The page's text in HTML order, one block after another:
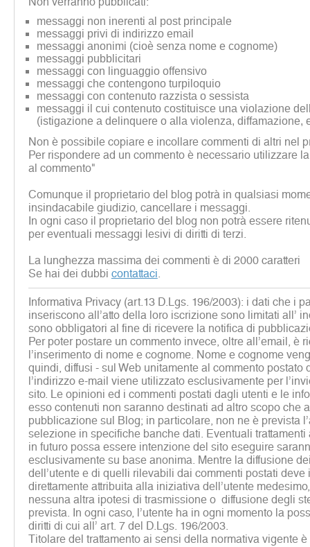
messaggi non inerenti al post principale
messaggi privi di indirizzo email
messaggi anonimi (cioè senza nome e cognome)
messaggi pubblicitari
messaggi con linguaggio offensivo
messaggi che contengono turpiloquio
messaggi con contenuto razzista o sessista
messaggi il cui contenuto costituisce una violazione
(istigazione a delinquere o alla violenza, diffamazione,
Non è possibile copiare e incollare commenti di altri nel
Per rispondere ad un commento è necessario utilizzare
al commento"
Comunque il proprietario del blog potrà in qualsiasi
insindacabile giudizio, cancellare i messaggi.
In ogni caso il proprietario del blog non potrà essere
per eventuali messaggi lesivi di diritti di terzi.
La lunghezza massima dei commenti è di 2000 caratteri
Se hai dei dubbi contattaci.
Informativa Privacy (art.13 D.Lgs. 196/2003): i dati che i
inseriscono all’atto della loro iscrizione sono limitati all’
sono obbligatori al fine di ricevere la notifica di
Per poter postare un commento invece, oltre all’email, è
l’inserimento di nome e cognome. Nome e cognome
quindi, diffusi - sul Web unitamente al commento postato
l’indirizzo e-mail viene utilizzato esclusivamente per
sito. Le opinioni ed i commenti postati dagli utenti e le
esso contenuti non saranno destinati ad altro scopo che
pubblicazione sul Blog; in particolare, non ne è prevista
selezione in specifiche banche dati. Eventuali trattamenti
in futuro possa essere intenzione del sito eseguire
esclusivamente su base anonima. Mentre la diffusione
dell’utente e di quelli rilevabili dai commenti postati deve
direttamente attribuita alla iniziativa dell’utente
nessuna altra ipotesi di trasmissione o diffusione degli
prevista. In ogni caso, l’utente ha in ogni momento la
diritti di cui all’ art. 7 del D.Lgs. 196/2003.
Titolare del trattamento ai sensi della normativa vigente